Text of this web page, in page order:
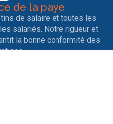
de la paye
de salaire et toutes les
salariés. Notre rigueur et
la bonne conformité des